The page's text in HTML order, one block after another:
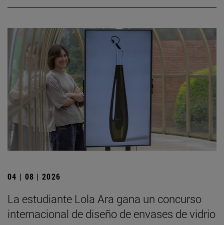
04 | 08 | 2026
La estudiante Lola Ara gana un concurso
internacional de diseño de envases de vidrio